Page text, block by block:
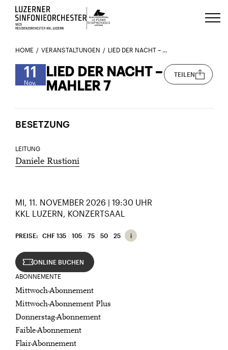
Luzerns Klavierfestival «Le Piano
HOME VERANSTALTUNGEN LIED DER NACHT – MAHLER 7
11
Nov.
LIED DER NACHT –
MAHLER 7
TEILEN
BESETZUNG
LEITUNG
Daniele Rustioni
MI, 11. NOVEMBER 2026 | 19:30 UHR
KKL LUZERN, KONZERTSAAL
PREISE: CHF 135 105 75 50 25
ONLINE BUCHEN
ABONNEMENTE
Mittwoch-Abonnement
Mittwoch-Abonnement Plus
Donnerstag-Abonnement
Faible-Abonnement
Flair-Abonnement